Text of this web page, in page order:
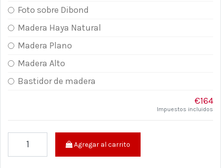
Foto sobre Dibond
Madera Haya Natural
Madera Plano
Madera Alto
Bastidor de madera
€164
Impuestos incluidos
Agregar al carrito